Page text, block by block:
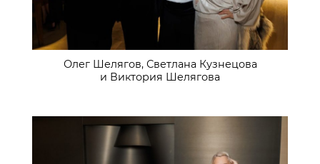
Олег Шелягов, Светлана Кузнецова
и Виктория Шелягова